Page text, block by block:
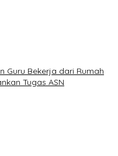
Guru Bekerja dari Rumah
Tugas ASN